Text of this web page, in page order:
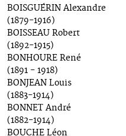
BOISGUÉRIN Alexandre
(1879-1916)
BOISSEAU Robert
(1892-1915)
BONHOURE René
(1891 - 1918)
BONJEAN Louis
(1883-1914)
BONNET André
(1882-1914)
BOUCHE Léon